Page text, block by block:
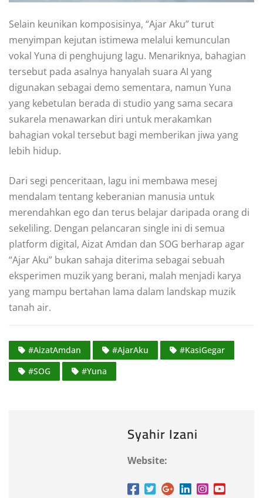
Selain keunikan komposisinya, “Ajar Aku” turut
menyimpan kejutan istimewa melalui kemunculan
vokal Yuna di penghujung lagu. Menariknya, bahagian
tersebut pada asalnya hanyalah suara AI yang
digunakan sebagai demo sementara, namun Yuna
yang kebetulan berada di studio yang sama secara
sukarela menawarkan diri untuk merakamkan
bahagian vokal tersebut bagi memberikan jiwa yang
lebih hidup.
Dari segi penceritaan, lagu ini membawa mesej
mendalam tentang keberanian manusia untuk
merendahkan ego dan terus belajar daripada orang di
sekeliling. Dengan pelancaran single ini di semua
platform digital, Aizat Amdan dan SOG berharap agar
“Ajar Aku” bukan sahaja diterima sebagai sebuah
eksperimen muzik yang berani, malah menjadi karya
yang mampu bertahan lama dalam landskap muzik
tanah air.
#AizatAmdan #AjarAku
#KasiGegar
#SOG
#Yuna
Syahir Izani
Website: